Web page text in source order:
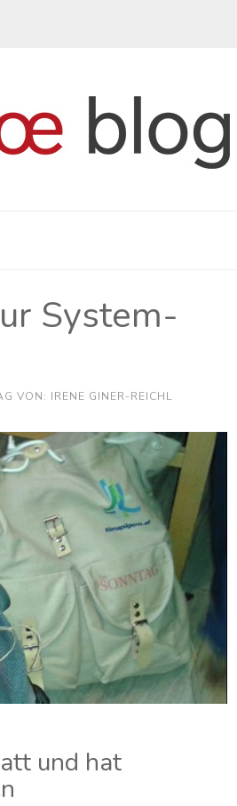
System-
VON: IRENE GINER-REICHL
und hat